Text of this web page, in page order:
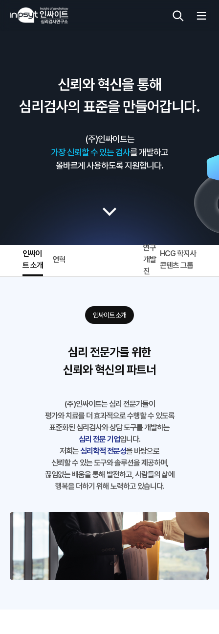
신뢰와 혁신을 통해
심리검사의 표준을 만들어갑니다.
(주)인싸이트는
가장 신뢰할 수 있는 검사를 개발하고
올바르게 사용하도록 지원합니다.
인싸이
트 소개
연혁
연구
개발
진
HCG 학지사
콘텐츠 그룹
인싸이트 소개
심리 전문가를 위한
신뢰와 혁신의 파트너
(주)인싸이트는 심리 전문가들이
평가와 치료를 더 효과적으로 수행할 수 있도록
표준화된 심리검사와 상담 도구를 개발하는
심리 전문 기업입니다.
저희는심리학적 전문성을 바탕으로
신뢰할 수 있는 도구와 솔루션을 제공하며,
끊임없는 배움을 통해 발전하고, 사람들의 삶에
행복을 더하기 위해 노력하고 있습니다.